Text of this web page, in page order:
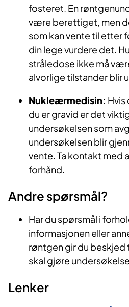
fosteret. En
være berettiget, men
som kan vente til etter
din lege vurdere det.
stråledose ikke må
alvorlige tilstander blir
Nukleærmedisin: Hvis
du er gravid er det
undersøkelsen som
undersøkelsen blir
vente. Ta kontakt med
forhånd.
Andre spørsmål?
Har du spørsmål i
informasjonen eller
røntgen gir du beskjed
skal gjøre
Lenker